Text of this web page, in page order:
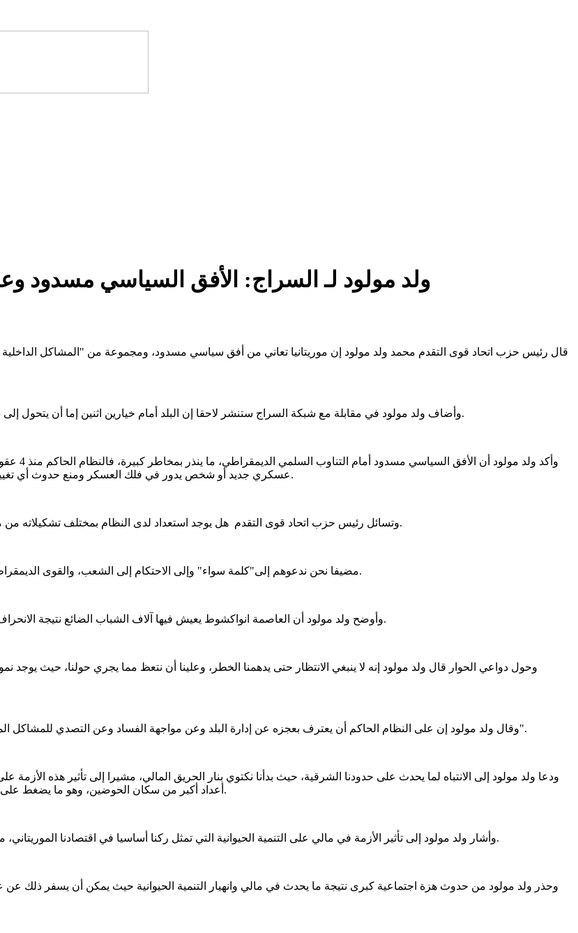
ولد مولود لـ السراج: الأفق السياسي مسدود
قال رئيس حزب اتحاد قوى التقدم محمد ولد مولود إن موريتانيا تعاني من أفق سياسي مسدود، ومجموعة من "المشاكل الداخلية
وأضاف ولد مولود في مقابلة مع شبكة السراج ستنشر لاحقا إن البلد أمام خيارين اثنين إما أن يتحول إلى دولة فاشلة مثل مالي أو يتحول إلى دولة ديمقراطية وتغيير سلمي مثل السينغال.
وأكد
عسكري جديد أو شخص يدور في فلك العسكر ومنع حدوث أي تغيير حقيقي، وهو ما كان سائدا في مالي المجاورة وأدى إلى تحولها إلى دولة فاشلة.
وتسائل رئيس حزب اتحاد قوى التقدم هل يوجد استعداد لدى النظام بمختلف تشكيلاته من مجموعات مالية واجتماعية وإدارية لحدوث تناوب سلمي واحتكام لإرادة الشعب؟.
مضيفا نحن ندعوهم إلى"كلمة سواء" وإلى الاحتكام إلى الشعب، والقوى الديمقراطية تعرض عليهم التناوب كما في السينغال بدل ما الانجرار إلى ما وقع في مالي.
وأوضح ولد مولود أن العاصمة انواكشوط يعيش فيها آلاف الشباب الضائع نتيجة الانحراف والمخدرات وهو أدرى إلى مخاطر كبيرة مثل انتشار الجريمة وغياب الأمن العام.
وحول دواعي الحوار قال ولد مولود إنه لا ينبغي الانتظار حتى يدهمنا الخطر، وعلينا أن نتعظ مما يجري حولنا، حيث
وقال ولد مولود إن على النظام الحاكم أن يعترف بعجزه عن إدارة البلد وعن مواجهة الفساد وعن التصدي للمشاكل المحدقة مشبها البلد بأنه "يعيش في بناية هشة معرضة في أي وقت للهدم والانهيار".
أعداد أكبر من سكان الحوضين، وهو ما يضغط على الخدمات في هذه المناطق ويمكن أن يؤدي إلى احتكاكات مع السلطان المحليين.
وأشار ولد مولود إلى تأثير الأزمة في مالي على التنمية الحيوانية التي تمثل ركنا أساسيا في اقتصادنا الموريتاني، متسائلا هل وضعنا خطة لحل هذه الأزمة ومواجهة تأثيرها الاقتصادي والاجتماعي ؟.
وحذر ولد مولود من حدوث هزة اجتماعية كبرى نتيجة ما يحدث في مالي وانهيار التنمية الحيوانية حيث يمكن أن يسفر ذلك